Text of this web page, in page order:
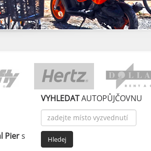
Piers
VYHLEDATAUTOPŮJČOVNU